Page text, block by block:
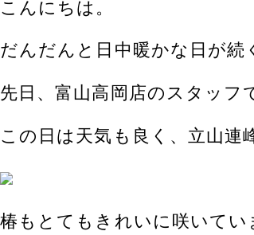
こんにちは。
だんだんと日中暖かな日が
先日、富山高岡店のスタッフ
この日は天気も良く、立山連
椿もとてもきれいに咲いて